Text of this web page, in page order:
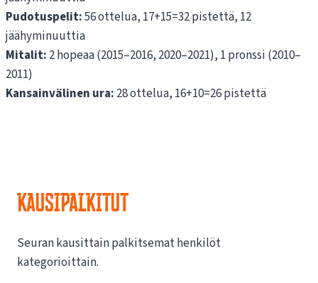
Pudotuspelit:56 ottelua, 17+15=32 pistettä, 12
jäähyminuuttia
Mitalit: 2 hopeaa (2015–2016, 2020–2021), 1 pronssi (2010–
2011)
Kansainvälinen ura: 28 ottelua, 16+10=26 pistettä
KAUSIPALKITUT
Seuran kausittain palkitsemat henkilöt
kategorioittain.